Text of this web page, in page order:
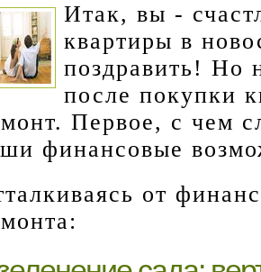
Итак, вы -
квартиры в
поздравить! Но
после покупки
Первое, с чем
финансовые
от